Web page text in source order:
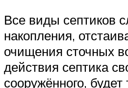
Все виды септиков
накопления,
очищения сточных
действия септика
сооружённого, будет